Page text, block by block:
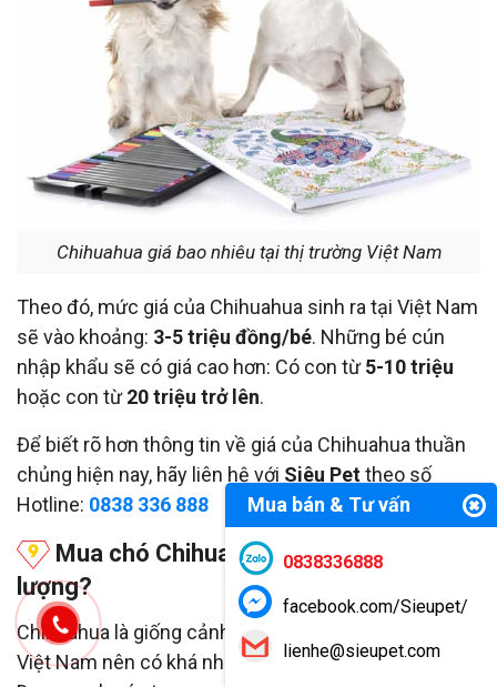
Chihuahua giá bao nhiêu tại thị trường Việt Nam
Theo đó, mức giá của Chihuahua sinh ra tại Việt Nam
sẽ vào khoảng: 3-5 triệu đồng/bé. Những bé cún
nhập khẩu sẽ có giá cao hơn: Có con từ5-10 triệu
hoặc con từ20 triệu trở lên.
Để biết rõ hơn thông tin về giá của Chihuahua thuần
chủng hiện nay, hãy liên hệ với Siêu Pettheo số
Hotline: 0838 336 888
Mua chó Chihuahua ở đâu uy tín, chất
lượng?
Chihuahua là giống cảnh khuyển được ưa chuộng tại
Việt Nam nên có khá nhiềuđịa chỉ rao bánchúng.
Mua bán & Tư vấn
0838336888
facebook.com/Sieupet/
lienhe@sieupet.com